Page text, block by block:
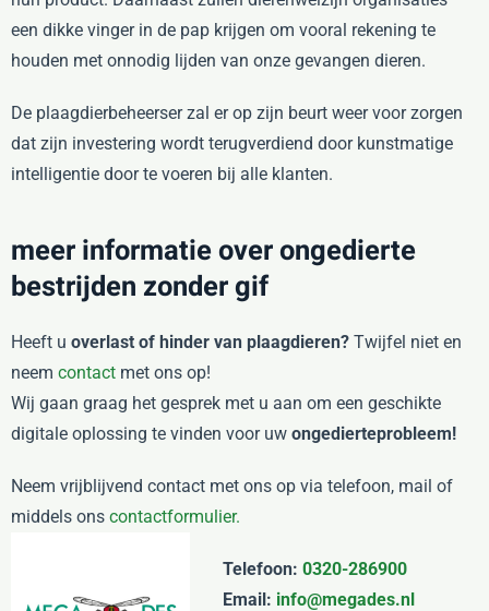
een dikke vinger in de pap krijgen om vooral rekening te
houden met onnodig lijden van onze gevangen dieren.
De plaagdierbeheerser zal er op zijn beurt weer voor zorgen
dat zijn investering wordt terugverdiend door kunstmatige
intelligentie door te voeren bij alle klanten.
meer informatie over ongedierte
bestrijden zonder gif
Heeft u overlast of hinder van plaagdieren? Twijfel niet en
neem contact met ons op!
Wij gaan graag het gesprek met u aan om een geschikte
digitale oplossing te vinden voor uw ongedierteprobleem!
Neem vrijblijvend contact met ons op via telefoon, mail of
middels ons contactformulier.
Telefoon: 0320-286900
Email: info@megades.nl